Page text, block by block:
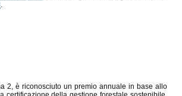
.
2, è riconosciuto un premio annuale in base allo